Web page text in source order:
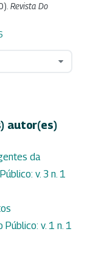
Revista Do
autor(es)
da
v. 3 n. 1
v. 1 n. 1